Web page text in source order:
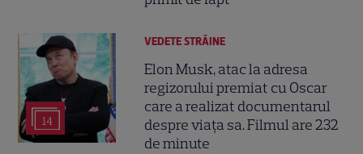
14
VEDETE STRĂINE
Elon Musk, atac la adresa
regizorului premiat cu Oscar
care a realizat documentarul
despre viața sa. Filmul are 232
de minute